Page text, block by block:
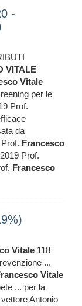
-
VITALE
Vitale
per le
Prof.
da
Francesco
Prof.
Francesco
Vitale 118
...
Vitale
... per la
Antonio